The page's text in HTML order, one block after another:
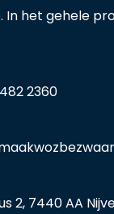
In het gehele
2360
2, 7440 AA